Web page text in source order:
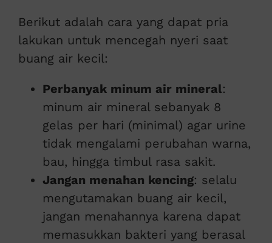
Berikut adalah cara yang dapat pria
lakukan untuk mencegah nyeri saat
buang air kecil:
Perbanyak minum air mineral:
minum air mineral sebanyak 8
gelas per hari (minimal) agar urine
tidak mengalami perubahan warna,
bau, hingga timbul rasa sakit.
Jangan menahan kencing: selalu
mengutamakan buang air kecil,
jangan menahannya karena dapat
memasukkan bakteri yang berasal